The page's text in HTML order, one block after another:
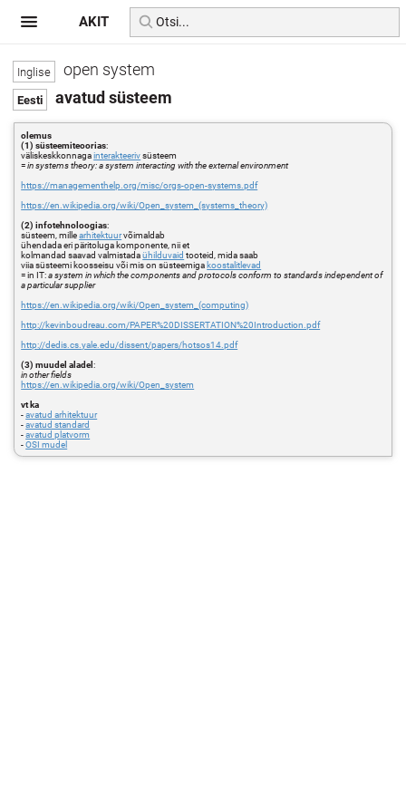
open system
avatud süsteem
olemus
(1) süsteemiteoorias:
väliskeskkonnagainterakteerivsüsteem
=in systems theory: a system interacting with the external environment
https://managementhelp.org/misc/orgs-open-systems.pdf
https://en.wikipedia.org/wiki/Open_system_(systems_theory)
(2) infotehnoloogias:
süsteem, millearhitektuurvõimaldab
ühendada eri päritoluga komponente, nii et
kolmandad saavad valmistadaühilduvaid tooteid, mida saab
viia süsteemi koosseisu või mis on süsteemiga koostalitlevad
= in IT:a system in which the components and protocols conform to standards independent of
a particular supplier
https://en.wikipedia.org/wiki/Open_system_(computing)
http://kevinboudreau.com/PAPER%20DISSERTATION%20Introduction.pdf
http://dedis.cs.yale.edu/dissent/papers/hotsos14.pdf
(3) muudel aladel:
in other fields
https://en.wikipedia.org/wiki/Open_system
vt ka
-avatud arhitektuur
-avatud standard
-avatud platvorm
-OSI mudel
AKIT